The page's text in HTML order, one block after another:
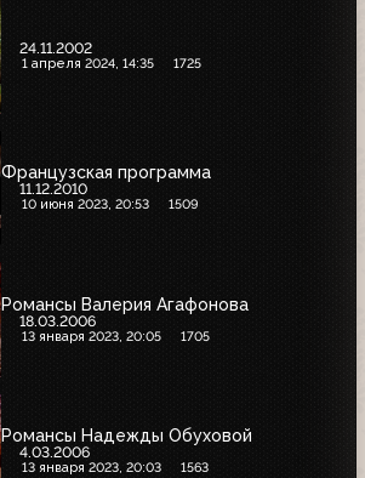
24.11.2002
1 апреля 2024, 14:35 1725
Французская программа
11.12.2010
10 июня 2023, 20:53 1509
Романсы Валерия Агафонова
18.03.2006
13 января 2023, 20:05 1705
Романсы Надежды Обуховой
4.03.2006
13 января 2023, 20:03 1563